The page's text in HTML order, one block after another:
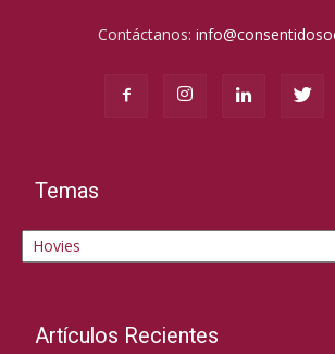
Contáctanos:
Temas
Temas
Artículos Recientes